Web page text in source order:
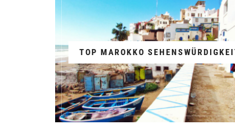
TOP MAROKKO